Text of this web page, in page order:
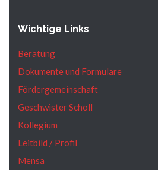
Wichtige Links
Beratung
Dokumente und Formulare
Fördergemeinschaft
Geschwister Scholl
Kollegium
Leitbild / Profil
Mensa